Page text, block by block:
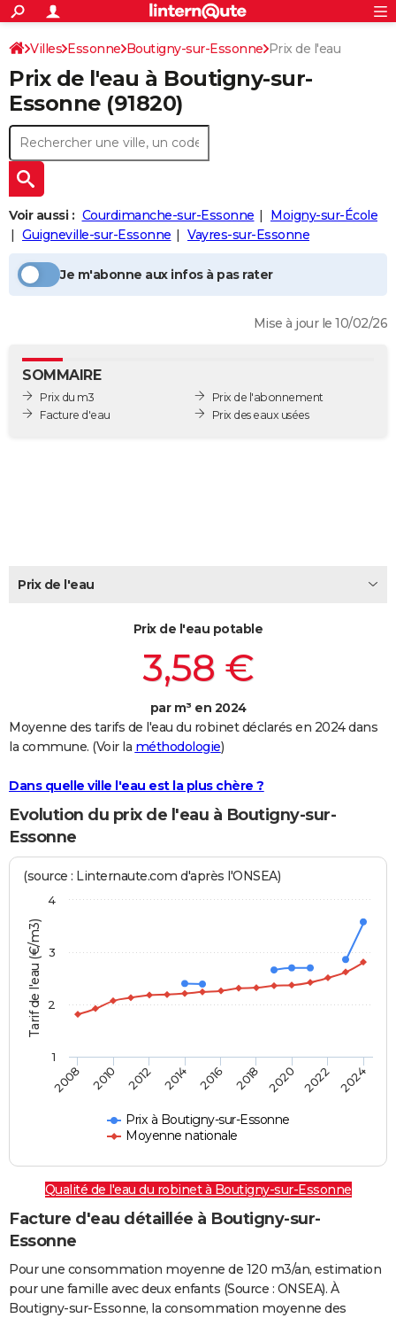
ACTUALITÉS
Politique
Société
Faits Divers
Education
Monde
Villes
+
SPORT
Coupe du monde 2026
Football
Tennis
Cyclisme
Rugby
Forum
Programme TV
TNT
Streaming
Cinéma
Sorties cinéma
Musique
+
FINANCE
Retraite
Impôts
Epargne
Immobilier
Risques naturels par ville
Banque
Assurance
Crédit
AUTO
Essais
Réserver un essai
Citadines
Berlines
SUV
Forum auto
+
HIGH-TECH
Mobiles
Meilleur smartphone
Internet
Ordinateurs
Jeux vidéo
Guide high-tech
BRICOLAGE
Forum
Aménagement intérieur
Extérieur
Cuisine
Salle de bains
Jardinage
Rangement
WEEK-END
Alimentation
Guide de la santé
Maladies
Médicaments
Sommeil
VOYAGE
Destinations
City break
Voyage nature
Voyage de noces
Forum
Climat
PHOTO
Dictionnaire
Biographies
Citations
Expressions
Proverbes
Bricolage
Lifestyle
Culture
Sport
Auto
Television
Voyage
Cinema
Rechercher
S'inscrire
Connexion
Villes Essonne Boutigny-sur-Essonne Prix de l'eau
Prix de l'eau à Boutigny-sur-
Essonne(91820)
Voir aussi : Courdimanche-sur-Essonne
Moigny-sur-École
Guigneville-sur-Essonne
Vayres-sur-Essonne
Je m'abonne aux infos à pas rater
Mise à jour le 10/02/26
SOMMAIRE
Prix du m3
Facture d'eau
Prix de l'abonnement
Prix des eaux usées
Prix de l'eau
Prix de l'eau potable
3,58 €
par m³ en 2024
Moyenne des tarifs de l'eau du robinet déclarés en 2024 dans
la commune. (Voir la méthodologie)
Dans quelle ville l'eau est la plus chère ?
Evolution du prix de l'eau à Boutigny-sur-
Essonne
Tarif de l'eau (€/m3)
(source : Linternaute.com d'après l'ONSEA)
Prix à Boutigny-sur-Essonne
Moyenne nationale
2008 2010 2012 2014 2016 2018 2020 2022 2024
2
3
4
1
Qualité de l'eau du robinet à Boutigny-sur-Essonne
Facture d'eau détaillée à Boutigny-sur-
Essonne
Pour une consommation moyenne de 120 m3/an, estimation
pour une famille avec deux enfants (Source : ONSEA). À
Boutigny-sur-Essonne, la consommation moyenne des